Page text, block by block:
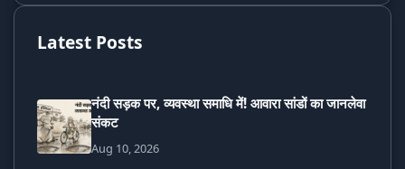
Latest Posts
नंदी सड़क पर, व्यवस्था समाधि में! आवारा सांडों का जानलेवा
संकट
Aug 10, 2026